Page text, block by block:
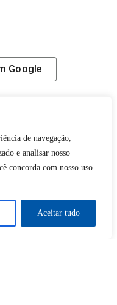
de navegação,
e analisar nosso
concorda com nosso uso
Aceitar tudo
Google
deseja